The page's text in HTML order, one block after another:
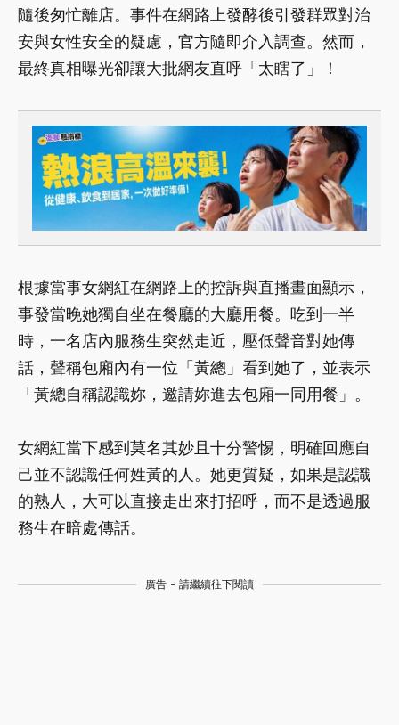
隨後匆忙離店。事件在網路上發酵後引發群眾對治
安與女性安全的疑慮，官方隨即介入調查。然而，
最終真相曝光卻讓大批網友直呼「太瞎了」！
根據當事女網紅在網路上的控訴與直播畫面顯示，
事發當晚她獨自坐在餐廳的大廳用餐。吃到一半
時，一名店內服務生突然走近，壓低聲音對她傳
話，聲稱包廂內有一位「黃總」看到她了，並表示
「黃總自稱認識妳，邀請妳進去包廂一同用餐」。
女網紅當下感到莫名其妙且十分警惕，明確回應自
己並不認識任何姓黃的人。她更質疑，如果是認識
的熟人，大可以直接走出來打招呼，而不是透過服
務生在暗處傳話。
廣告 - 請繼續往下閱讀